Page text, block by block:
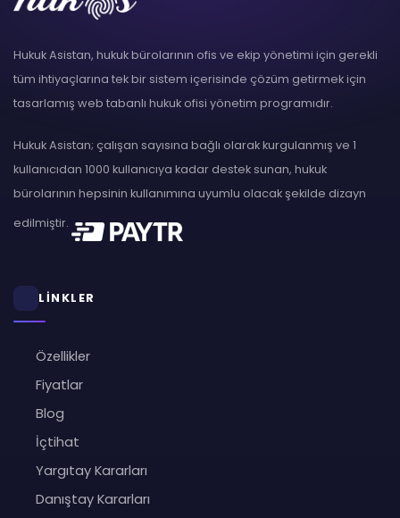
Hukuk Asistan, hukuk bürolarının ofis ve ekip yönetimi için gerekli
tüm ihtiyaçlarına tek bir sistem içerisinde çözüm getirmek için
tasarlamış web tabanlı hukuk ofisi yönetim programıdır.
Hukuk Asistan; çalışan sayısına bağlı olarak kurgulanmış ve 1
kullanıcıdan 1000 kullanıcıya kadar destek sunan, hukuk
bürolarının hepsinin kullanımına uyumlu olacak şekilde dizayn
edilmiştir.
LİNKLER
Özellikler
Fiyatlar
Blog
İçtihat
Yargıtay Kararları
Danıştay Kararları